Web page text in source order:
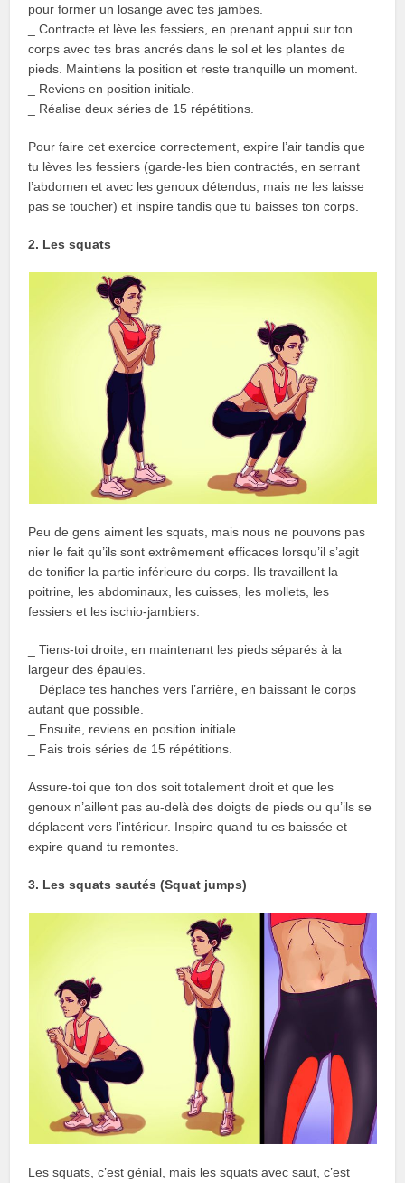
pour former un losange avec tes jambes.
_ Contracte et lève les fessiers, en prenant appui sur ton
corps avec tes bras ancrés dans le sol et les plantes de
pieds. Maintiens la position et reste tranquille un moment.
_ Reviens en position initiale.
_ Réalise deux séries de 15 répétitions.
Pour faire cet exercice correctement, expire l’air tandis que
tu lèves les fessiers (garde-les bien contractés, en serrant
l’abdomen et avec les genoux détendus, mais ne les laisse
pas se toucher) et inspire tandis que tu baisses ton corps.
2. Les squats
Peu de gens aiment les squats, mais nous ne pouvons pas
nier le fait qu’ils sont extrêmement efficaces lorsqu’il s’agit
de tonifier la partie inférieure du corps. Ils travaillent la
poitrine, les abdominaux, les cuisses, les mollets, les
fessiers et les ischio-jambiers.
_ Tiens-toi droite, en maintenant les pieds séparés à la
largeur des épaules.
_ Déplace tes hanches vers l’arrière, en baissant le corps
autant que possible.
_ Ensuite, reviens en position initiale.
_ Fais trois séries de 15 répétitions.
Assure-toi que ton dos soit totalement droit et que les
genoux n’aillent pas au-delà des doigts de pieds ou qu’ils se
déplacent vers l’intérieur. Inspire quand tu es baissée et
expire quand tu remontes.
3. Les squats sautés (Squat jumps)
Les squats, c’est génial, mais les squats avec saut, c’est